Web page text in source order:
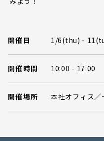
開催日 1/6(thu) -
開催時間 10:00 - 17:00
開催場所 本社オフィス